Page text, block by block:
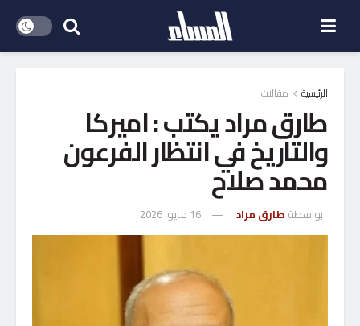
الرئيسية مقالات
طارق مراد يكتب : اميركا
والتاريخ في انتظار الفرعون
محمد صلاح
بواسطة طارق مراد 16 مايو، 2026